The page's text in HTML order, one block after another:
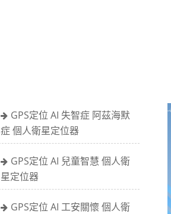
GPS定位 AI 失智症 阿茲海默
症 個人衛星定位器
GPS定位 AI 兒童智慧 個人衛
星定位器
GPS定位 AI 工安關懷 個人衛